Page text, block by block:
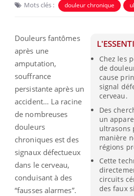
Mots clés : douleur chronique
Chez les
de
cause
signal
cerveau.
Des
un
ultrasons
manière
régions
Cette
circuits
des faux
Douleurs fantômes
après une
amputation,
souffrance
persistante après un
accident… La racine
de nombreuses
douleurs
chroniques est des
signaux défectueux
dans le cerveau,
conduisant à des
“fausses alarmes”.